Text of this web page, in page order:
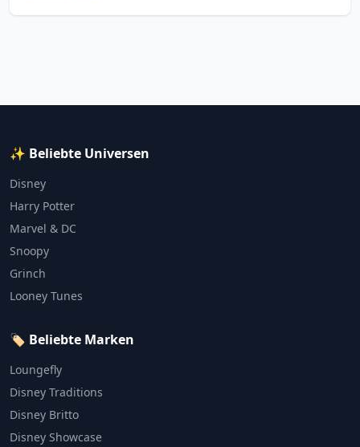
✨ Beliebte Universen
Disney
Harry Potter
Marvel & DC
Snoopy
Grinch
Looney Tunes
🏷️ Beliebte Marken
Loungefly
Disney Traditions
Disney Britto
Disney Showcase